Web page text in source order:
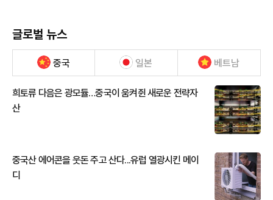
글로벌 뉴스
중국 일본 베트남
희토류 다음은 광모듈…중국이 움켜쥔 새로운 전략자
산
중국산 에어콘을 웃돈 주고 산다...유럽 열광시킨 메이
디